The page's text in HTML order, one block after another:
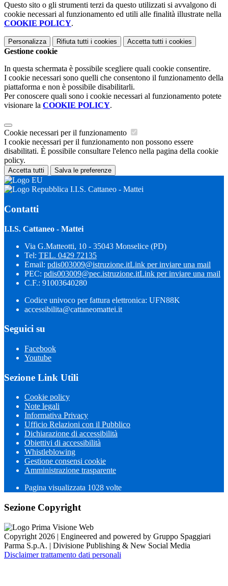
Questo sito o gli strumenti terzi da questo utilizzati si avvalgono di
cookie necessari al funzionamento ed utili alle finalità illustrate nella
COOKIE POLICY.
Personalizza Rifiuta tutti i cookies Accetta tutti i cookies
Gestione cookie
In questa schermata è possibile scegliere quali cookie consentire.
I cookie necessari sono quelli che consentono il funzionamento della
piattaforma e non è possibile disabilitarli.
Per conoscere quali sono i cookie necessari al funzionamento potete
visionare la COOKIE POLICY.
Cookie necessari per il funzionamento
I cookie necessari per il funzionamento non possono essere
disabilitati. È possibile consultare l'elenco nella pagina della cookie
policy.
Accetta tutti Salva le preferenze
I.I.S. Cattaneo - Mattei
Contatti
I.I.S. Cattaneo - Mattei
Via G.Matteotti, 10 - 35043 Monselice (PD)
Tel: TEL. 0429 72135
Email: pdis003009@istruzione.itLink per inviare una mail
PEC: pdis003009@pec.istruzione.itLink per inviare una mail
C.F.: 91003640280
Codice univoco per fattura elettronica: UFN88K
accessibilita@cattaneomattei.it
Seguici su
Facebook
Youtube
Sezione Link Utili
Cookie policy
Note legali
Informativa Privacy
Ufficio Relazioni con il Pubblico
Dichiarazione di accessibilità
Obiettivi di accessibilità
Whistleblowing
Gestione consensi cookie
Amministrazione trasparente
Pagina visualizzata 1028 volte
Sezione Copyright
Copyright 2026 | Engineered and powered by Gruppo Spaggiari
Parma S.p.A. | Divisione Publishing & New Social Media
Disclaimer trattamento dati personali